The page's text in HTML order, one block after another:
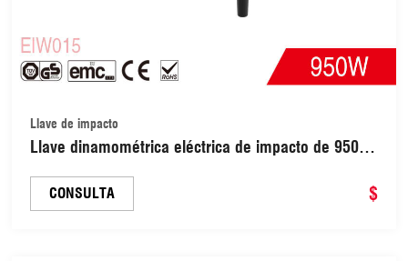
Llave de impacto
Llave dinamométrica eléctrica de impacto de 950 W
CONSULTA $